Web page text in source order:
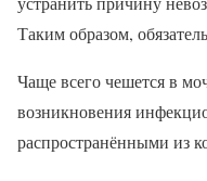
Таким образом,
Чаще всего чешется в
возникновения
распространёнными из